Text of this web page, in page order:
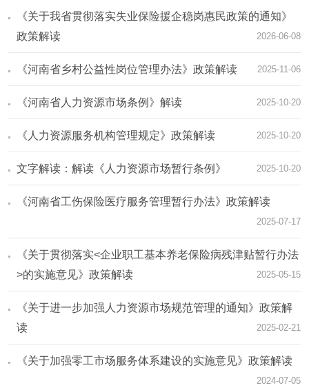
《关于我省贯彻落实失业保险援企稳岗惠民政策的通知》
政策解读
2026-06-08
《河南省乡村公益性岗位管理办法》政策解读 2025-11-06
《河南省人力资源市场条例》解读 2025-10-20
《人力资源服务机构管理规定》政策解读 2025-10-20
文字解读：解读《人力资源市场暂行条例》 2025-10-20
《河南省工伤保险医疗服务管理暂行办法》政策解读
2025-07-17
《关于贯彻落实<企业职工基本养老保险病残津贴暂行办法
>的实施意见》政策解读
2025-05-15
《关于进一步加强人力资源市场规范管理的通知》政策解
读
2025-02-21
《关于加强零工市场服务体系建设的实施意见》政策解读
2024-07-05